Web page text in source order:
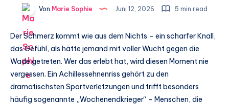
Von Marie Sophie Juni 12, 2026 5 min read
Der Schmerz kommt wie aus dem Nichts – ein scharfer Knall,
das Gefühl, als hätte jemand mit voller Wucht gegen die
Wade getreten. Wer das erlebt hat, wird diesen Moment nie
vergessen. Ein Achillessehnenriss gehört zu den
dramatischsten Sportverletzungen und trifft besonders
häufig sogenannte „Wochenendkrieger“ – Menschen, die